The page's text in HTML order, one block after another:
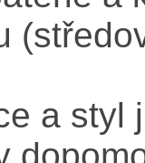
a styl